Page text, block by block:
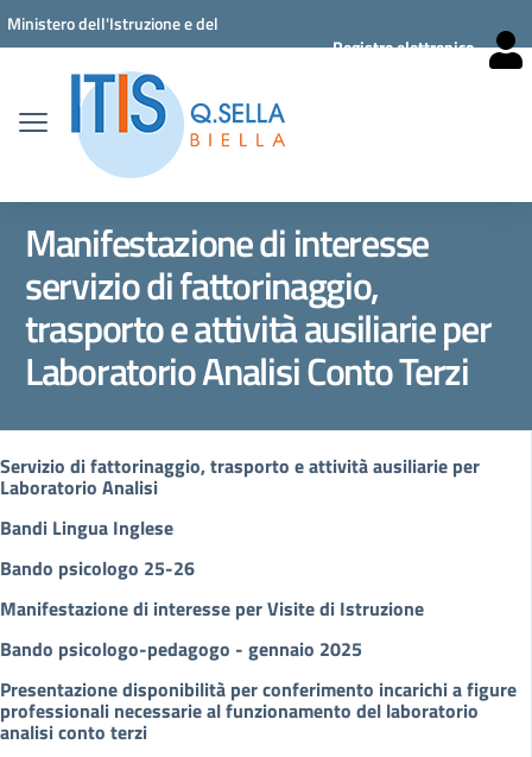
Vai ai contenuti
Vai al menu di navigazione
Vai al footer
Ministero dell'Istruzione e del
Registro elettronico
Manifestazione di interesse
servizio di fattorinaggio,
trasporto e attività ausiliarie per
Laboratorio Analisi Conto Terzi
Servizio di fattorinaggio, trasporto e attività ausiliarie per
Laboratorio Analisi
Bandi Lingua Inglese
Bando psicologo 25-26
Manifestazione di interesse per Visite di Istruzione
Bando psicologo-pedagogo - gennaio 2025
Presentazione disponibilità per conferimento incarichi a figure
professionali necessarie al funzionamento del laboratorio
analisi conto terzi